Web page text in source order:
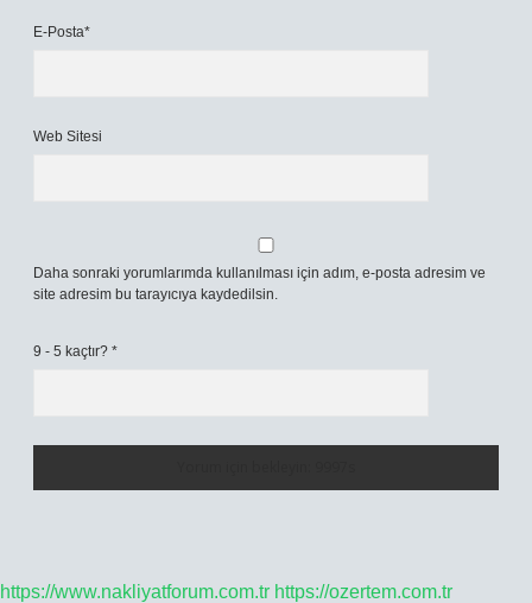
E-Posta*
Web Sitesi
Daha sonraki yorumlarımda kullanılması için adım, e-posta adresim ve
site adresim bu tarayıcıya kaydedilsin.
9 - 5 kaçtır? *
https://www.nakliyatforum.com.tr https://ozertem.com.tr